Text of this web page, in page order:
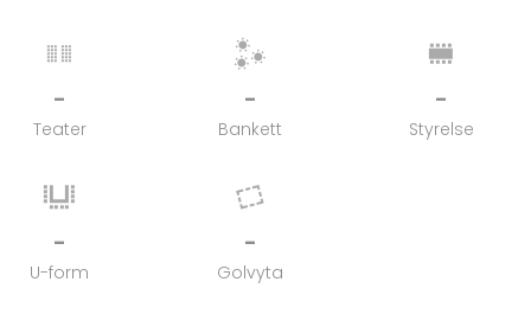
-
Teater
-
Bankett
-
Styrelse
-
U-form
-
Golvyta